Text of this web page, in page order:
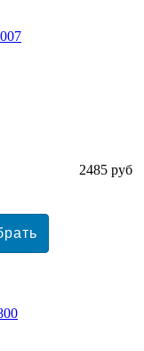
2485 руб